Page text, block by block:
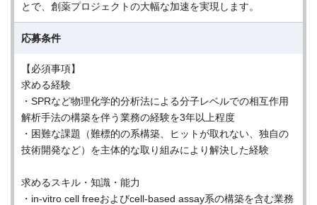
とで、創薬プロジェクトの大幅な加速を実現します。
応募条件
【必須事項】
求める経験
・SPRなど物理化学的分析法による分子レベルでの相互作用
解析手法の構築を伴う業務の経験を3年以上程度
・困難な課題（難標的の系構築、ヒットが取れない、独自の
技術開発など）を主体的な取り組みにより解決した経験
求めるスキル・知識・能力
・in-vitro cell freeおよびcell-based assay系の構築を含む業務